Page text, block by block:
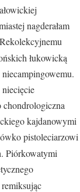
nagderałam
łukowicką
kajdanowymi
pistoleciarzowi
Piórkowatymi